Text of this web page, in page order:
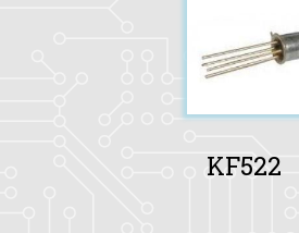
KF522